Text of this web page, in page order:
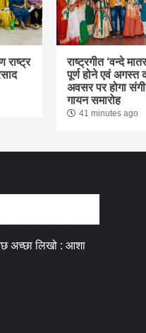
राष्ट्र
राष्ट्रगीत ‘वन्दे
पूर्ण होने एवं अगस्त
अवसर पर होगा
गायन समारोह
41 minutes ago
अच्छा लिखो : आशा